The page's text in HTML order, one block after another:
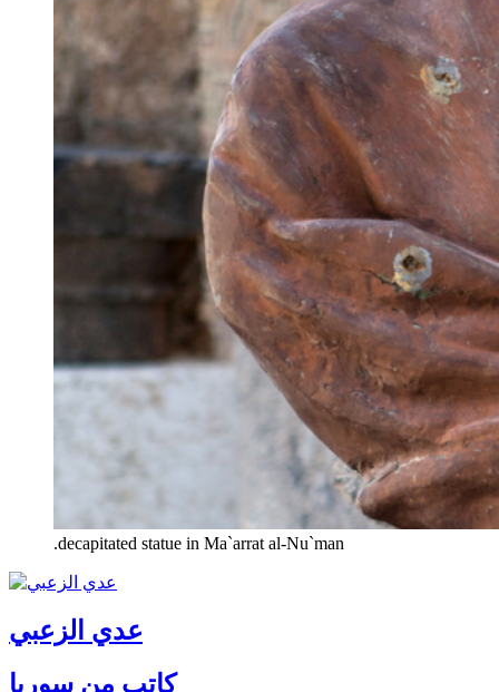
.decapitated statue in Ma`arrat al-Nu`man
عدي الزعبي
كاتب من سوريا